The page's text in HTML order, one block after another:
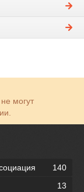
, не могут
140
13